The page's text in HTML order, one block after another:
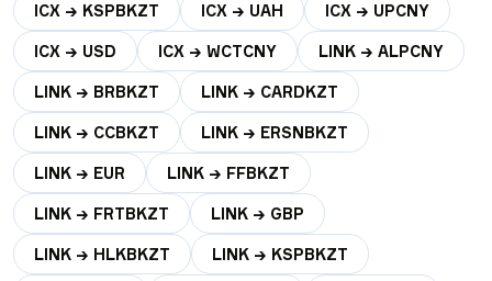
ICX → KSPBKZT ICX → UAH ICX → UPCNY
ICX → USD ICX → WCTCNY LINK → ALPCNY
LINK → BRBKZT LINK → CARDKZT
LINK → CCBKZT LINK → ERSNBKZT
LINK → EUR LINK → FFBKZT
LINK → FRTBKZT LINK → GBP
LINK → HLKBKZT LINK → KSPBKZT